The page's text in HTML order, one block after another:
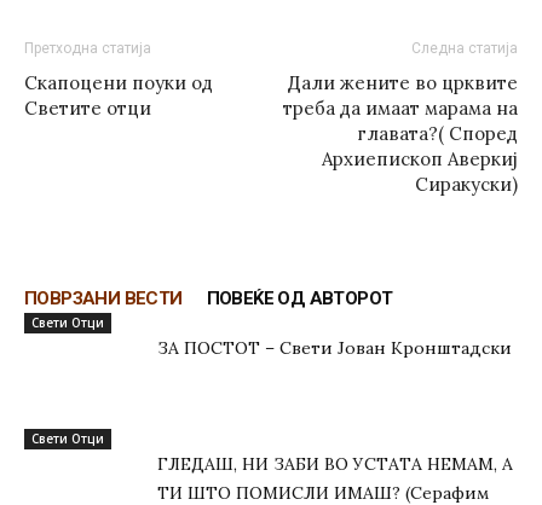
Претходна статија
Скапоцени поуки од
Светите отци
Следна статија
Дали жените во црквите
треба да имаат марама на
главата?( Според
Архиепископ Аверкиј
Сиракуски)
ПОВРЗАНИ ВЕСТИ ПОВЕЌЕ ОД АВТОРОТ
Свети Отци
ЗА ПОСТОТ – Свети Јован Кронштадски
Свети Отци
ГЛЕДАШ, НИ ЗАБИ ВО УСТАТА НЕМАМ, А
ТИ ШТО ПОМИСЛИ ИМАШ? (Серафим